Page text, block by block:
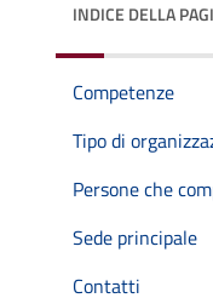
INDICE DELLA
Competenze
Tipo di
Persone che
Sede principale
Contatti